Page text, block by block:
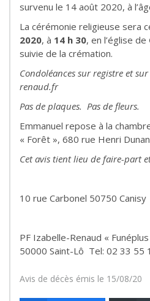
survenu le 14 août 2020, à
La cérémonie religieuse sera
2020, à 14 h 30, en l’église de
suivie de la crémation.
Condoléances sur registre et
renaud.fr
Pas de plaques. Pas de fleurs.
Emmanuel repose à la
« Forêt », 680 rue Henri
Cet avis tient lieu de faire-part
10 rue Carbonel 50750 Canisy
PF Izabelle-Renaud «
50000 Saint-Lô Tel: 02 33 55
Avis de décès émis le 15/08/20